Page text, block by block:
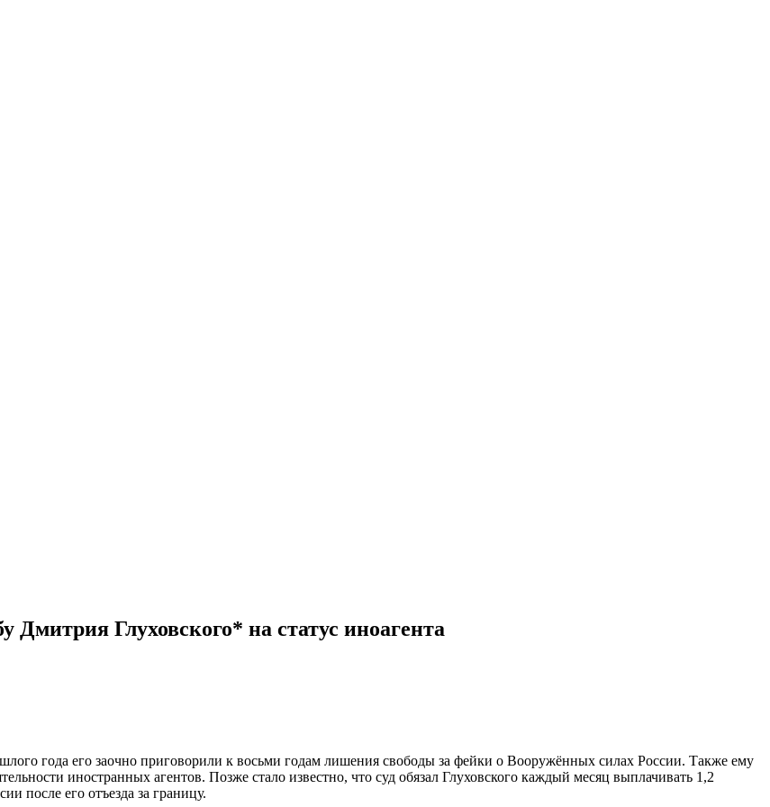
Дмитрия Глуховского* на статус иноагента
года его заочно приговорили к восьми годам лишения свободы за фейки о Вооружённых силах России. Также ему
иностранных агентов. Позже стало известно, что суд обязал Глуховского каждый месяц выплачивать 1,2
после его отъезда за границу.